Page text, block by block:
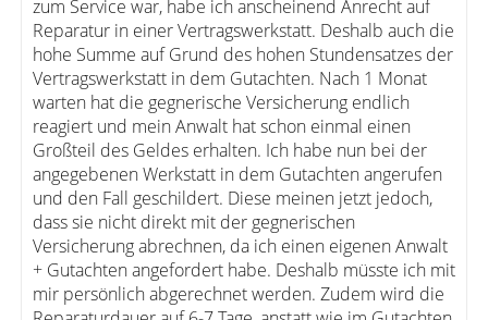
zum Service war, habe ich anscheinend Anrecht auf
Reparatur in einer Vertragswerkstatt. Deshalb auch die
hohe Summe auf Grund des hohen Stundensatzes der
Vertragswerkstatt in dem Gutachten. Nach 1 Monat
warten hat die gegnerische Versicherung endlich
reagiert und mein Anwalt hat schon einmal einen
Großteil des Geldes erhalten. Ich habe nun bei der
angegebenen Werkstatt in dem Gutachten angerufen
und den Fall geschildert. Diese meinen jetzt jedoch,
dass sie nicht direkt mit der gegnerischen
Versicherung abrechnen, da ich einen eigenen Anwalt
+ Gutachten angefordert habe. Deshalb müsste ich mit
mir persönlich abgerechnet werden. Zudem wird die